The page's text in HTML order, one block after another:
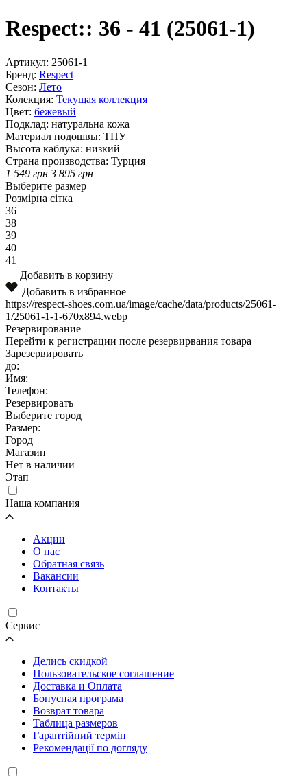
Respect:: 36 - 41 (25061-1)
Артикул: 25061-1
Бренд: Respect
Сезон: Лето
Колекция: Текущая коллекция
Цвет: бежевый
Подклад: натуральна кожа
Материал подошвы: ТПУ
Высота каблука: низкий
Страна производства: Турция
1 549 грн 3 895 грн
Выберите размер
Розмірна сітка
36
38
39
40
41
Добавить в корзину
Добавить в избранное
https://respect-shoes.com.ua/image/cache/data/products/25061-
1/25061-1-1-670x894.webp
Резервирование
Перейти к регистрации после резервирвания товара
Зарезервировать
до:
Имя:
Телефон:
Резервировать
Выберите город
Размер:
Город
Магазин
Нет в наличии
Этап
Наша компания
Акции
О нас
Обратная связь
Вакансии
Контакты
Cервис
Делись скидкой
Пользовательское соглашение
Доставка и Оплата
Бонусная програма
Возврат товара
Таблица размеров
Гарантійний термін
Рекомендації по догляду